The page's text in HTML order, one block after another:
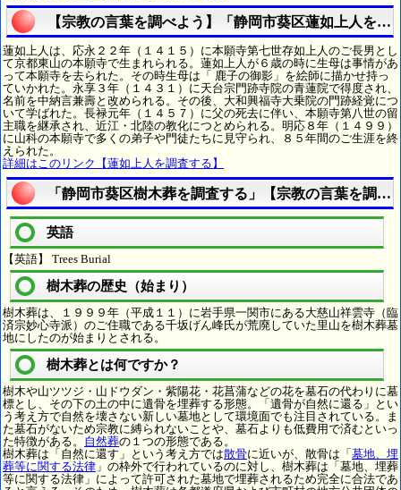
【宗教の言葉を調べよう】「静岡市葵区蓮如上人を調
蓮如上人は、応永２２年（１４１５）に本願寺第七世存如上人のご長男とし
て京都東山の本願寺で生まれられる。蓮如上人が６歳の時に生母は事情があ
って本願寺を去られた。その時生母は「 鹿子の御影」を絵師に描かせ持っ
ていかれた。永享３年（１４３１）に天台宗門跡寺院の青蓮院で得度され、
名前を中納言兼壽と改められる。その後、大和興福寺大乗院の門跡経覚につ
いて学ばれた。長禄元年（１４５７）に父の死去に伴い、本願寺第八世の留
主職を継承され、近江・北陸の教化につとめられる。明応８年（１４９９）
に山科の本願寺で多くの弟子や門徒たちに見守られ、８５年間のご生涯を終
えられた。
詳細はこのリンク【蓮如上人を調査する】
「静岡市葵区樹木葬を調査する」【宗教の言葉を調べ
英語
【英語】 Trees Burial
樹木葬の歴史（始まり）
樹木葬は、１９９９年（平成１１）に岩手県一関市にある大慈山祥雲寺（臨
済宗妙心寺派）のご住職である千坂げん峰氏が荒廃していた里山を樹木葬墓
地にしたのが始まりとされる。
樹木葬とは何ですか？
樹木や山ツツジ・山ドウダン・紫陽花・花菖蒲などの花を墓石の代わりに墓
標とし、その下の土の中に遺骨を埋葬する形態。「遺骨が自然に還る」とい
う考え方で自然を壊さない新しい墓地として環境面でも注目されている。ま
た墓石がないため宗教に縛られないことや、墓石よりも低費用で済むといっ
た特徴がある。 自然葬の１つの形態である。
樹木葬は「自然に還す」という考え方では散骨に近いが、散骨は「 墓地、埋
葬等に関する法律 」の枠外で行われているのに対し、樹木葬は「墓地、埋葬
等に関する法律」によって許可された墓地で埋葬されるため完全に合法であ